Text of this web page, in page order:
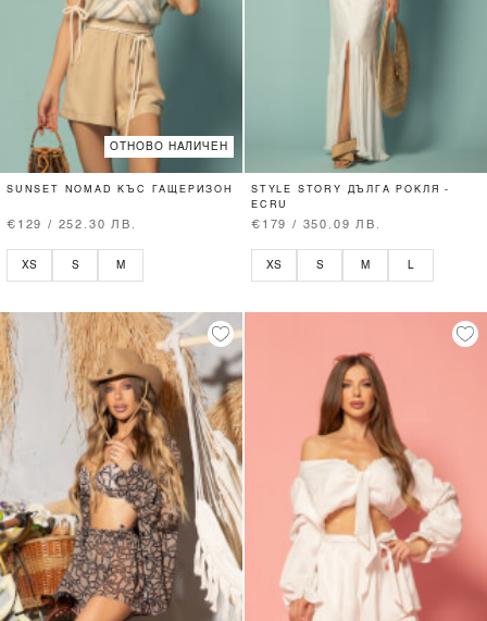
ОТНОВО НАЛИЧЕН
SUNSET NOMAD КЪС ГАЩЕРИЗОН
€129 / 252.30 ЛВ.
XS S M
STYLE STORY ДЪЛГА РОКЛЯ -
ECRU
€179 / 350.09 ЛВ.
XS S M L